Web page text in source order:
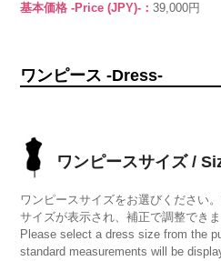
基本価格 -Price (JPY)-：39,000円
ワンピース -Dress-
ワンピースサイズ /
ワンピースサイズをお選びください
サイズが表示され、補正で調整できま
Please select a dress size from the
standard measurements will be